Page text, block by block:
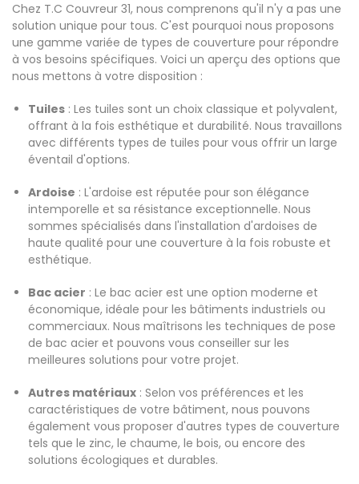
Chez T.C Couvreur 31, nous comprenons qu'il n'y a pas une
solution unique pour tous. C'est pourquoi nous proposons
une gamme variée de types de couverture pour répondre
à vos besoins spécifiques. Voici un aperçu des options que
nous mettons à votre disposition :
Tuiles : Les tuiles sont un choix classique et polyvalent,
offrant à la fois esthétique et durabilité. Nous travaillons
avec différents types de tuiles pour vous offrir un large
éventail d'options.
Ardoise : L'ardoise est réputée pour son élégance
intemporelle et sa résistance exceptionnelle. Nous
sommes spécialisés dans l'installation d'ardoises de
haute qualité pour une couverture à la fois robuste et
esthétique.
Bac acier : Le bac acier est une option moderne et
économique, idéale pour les bâtiments industriels ou
commerciaux. Nous maîtrisons les techniques de pose
de bac acier et pouvons vous conseiller sur les
meilleures solutions pour votre projet.
Autres matériaux : Selon vos préférences et les
caractéristiques de votre bâtiment, nous pouvons
également vous proposer d'autres types de couverture
tels que le zinc, le chaume, le bois, ou encore des
solutions écologiques et durables.